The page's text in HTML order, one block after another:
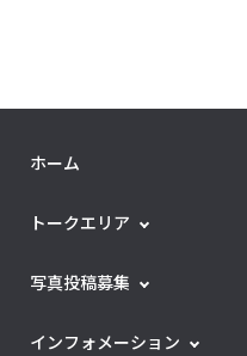
ホーム
トークエリア
写真投稿募集
インフォメーション